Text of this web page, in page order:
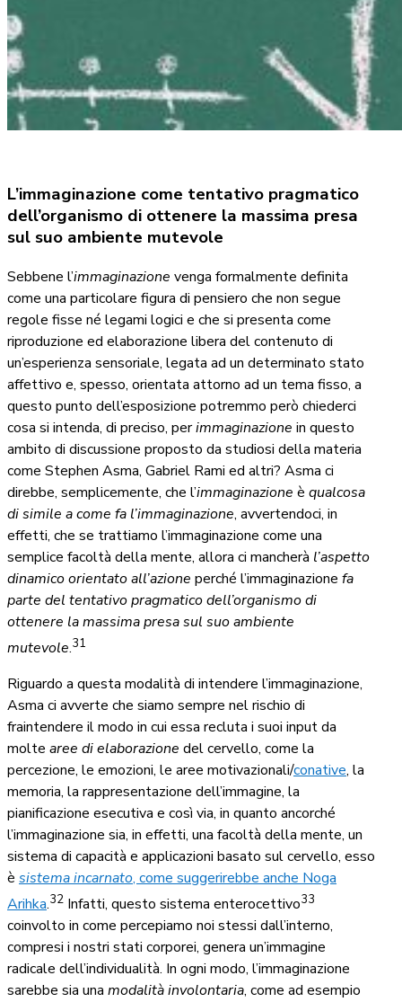
L’immaginazione come tentativo pragmatico
dell’organismo di ottenere la massima presa
sul suo ambiente mutevole
Sebbene l’immaginazione venga formalmente definita
come una particolare figura di pensiero che non segue
regole fisse né legami logici e che si presenta come
riproduzione ed elaborazione libera del contenuto di
un’esperienza sensoriale, legata ad un determinato stato
affettivo e, spesso, orientata attorno ad un tema fisso, a
questo punto dell’esposizione potremmo però chiederci
cosa si intenda, di preciso, perimmaginazione in questo
ambito di discussione proposto da studiosi della materia
come Stephen Asma, Gabriel Rami ed altri? Asma ci
direbbe, semplicemente, che l’immaginazione è qualcosa
di simile a come fa l’immaginazione, avvertendoci, in
effetti, che se trattiamo l’immaginazione come una
semplice facoltà della mente, allora ci mancherà l’aspetto
dinamico orientato all’azione perché l’immaginazione fa
parte del tentativo pragmatico dell’organismo di
ottenere la massima presa sul suo ambiente
mutevole.31
Riguardo a questa modalità di intendere l’immaginazione,
Asma ci avverte che siamo sempre nel rischio di
fraintendere il modo in cui essa recluta i suoi input da
molte aree di elaborazione del cervello, come la
percezione, le emozioni, le aree motivazionali/conative, la
memoria, la rappresentazione dell’immagine, la
pianificazione esecutiva e così via, in quanto ancorché
l’immaginazione sia, in effetti, una facoltà della mente, un
sistema di capacità e applicazioni basato sul cervello, esso
è sistema incarnato, come suggerirebbe anche Noga
Arihka.32 Infatti, questo sistema enterocettivo33
coinvolto in come percepiamo noi stessi dall’interno,
compresi i nostri stati corporei, genera un’immagine
radicale dell’individualità. In ogni modo, l’immaginazione
sarebbe sia una modalità involontaria, come ad esempio